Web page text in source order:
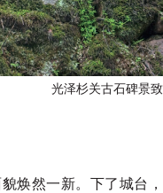
光泽杉关古石碑景致
焕然一新。下了城台，